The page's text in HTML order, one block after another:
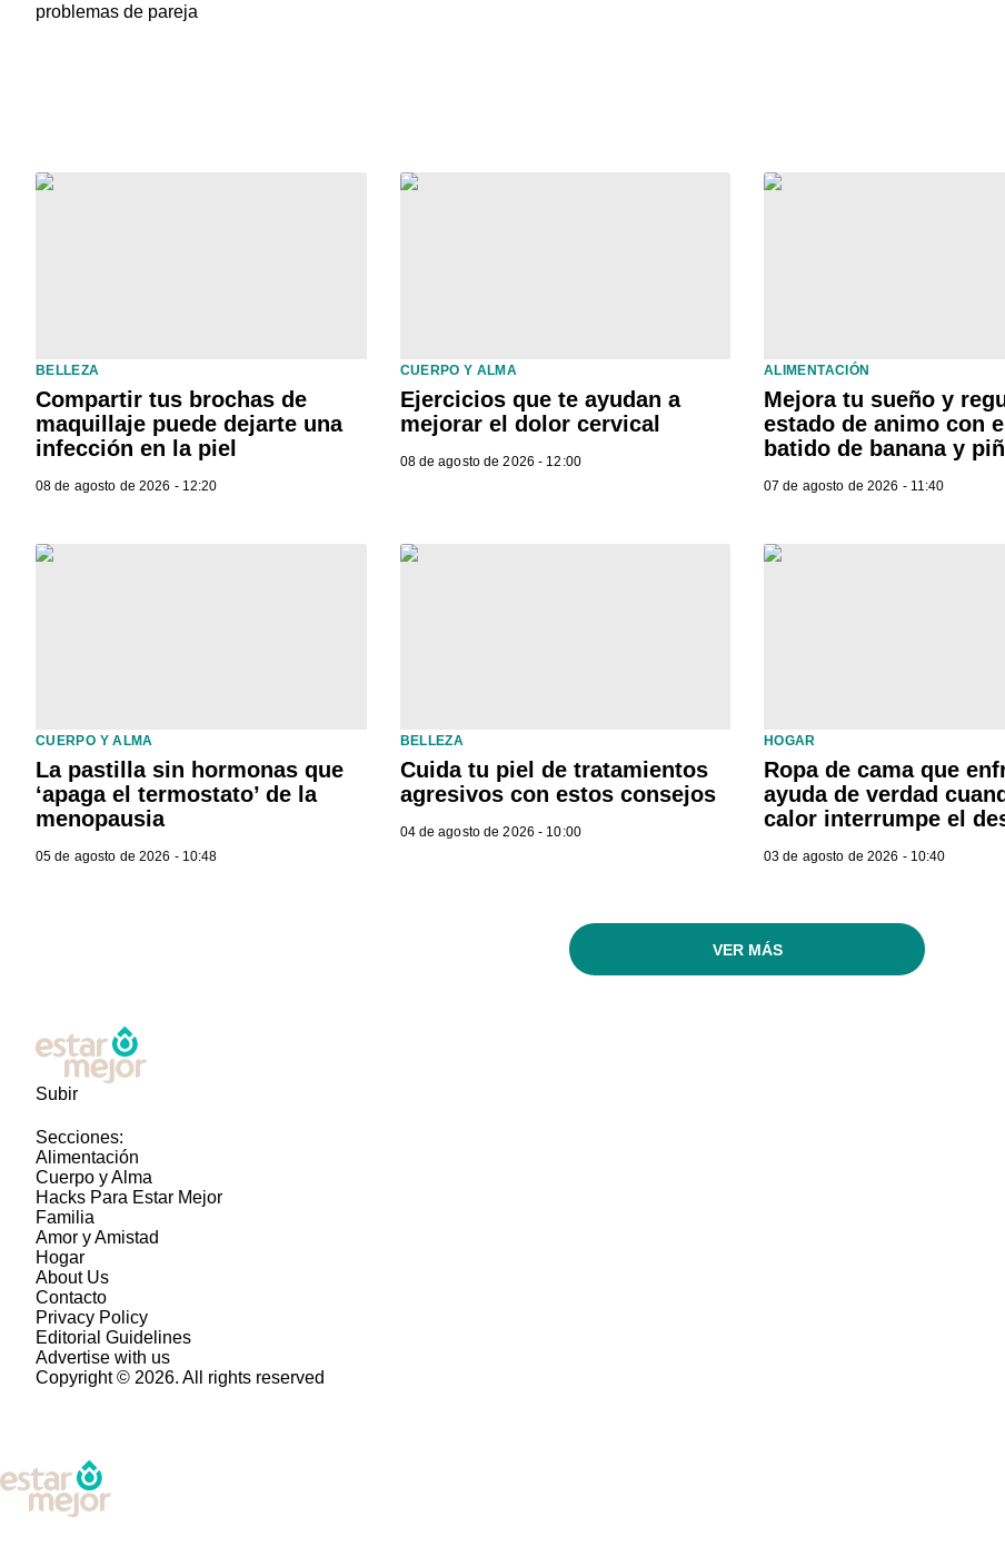
problemas de pareja
BELLEZA
Compartir tus brochas de
maquillaje puede dejarte una
infección en la piel
08 de agosto de 2026 - 12:20
CUERPO Y ALMA
Ejercicios que te ayudan a
mejorar el dolor cervical
08 de agosto de 2026 - 12:00
ALIMENTACIÓN
Mejora tu sueño y
estado de animo con
batido de banana y
07 de agosto de 2026 - 11:40
CUERPO Y ALMA
La pastilla sin hormonas que
‘apaga el termostato’ de la
menopausia
05 de agosto de 2026 - 10:48
BELLEZA
Cuida tu piel de tratamientos
agresivos con estos consejos
04 de agosto de 2026 - 10:00
HOGAR
Ropa de cama que
ayuda de verdad
calor interrumpe el
03 de agosto de 2026 - 10:40
VER MÁS
Subir
Secciones:
Alimentación
Cuerpo y Alma
Hacks Para Estar Mejor
Familia
Amor y Amistad
Hogar
About Us
Contacto
Privacy Policy
Editorial Guidelines
Advertise with us
Copyright © 2026. All rights reserved